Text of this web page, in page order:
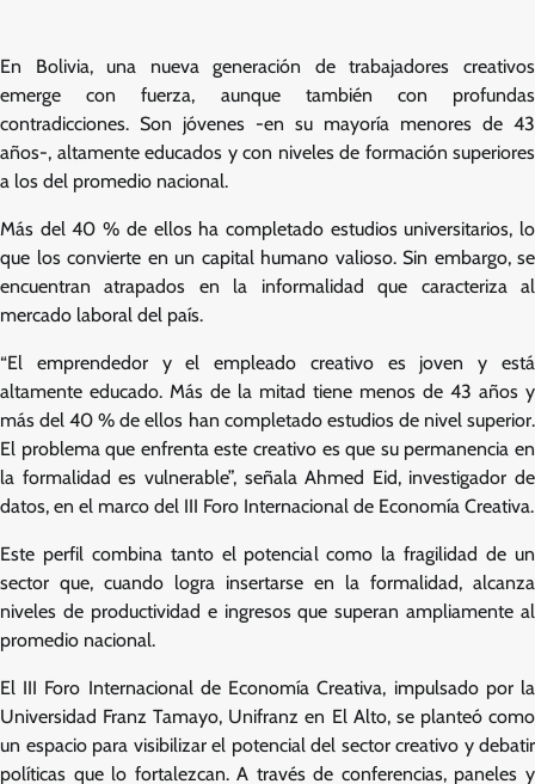
En Bolivia, una nueva generación de trabajadores creativos
emerge con fuerza, aunque también con profundas
contradicciones. Son jóvenes -en su mayoría menores de 43
años-, altamente educados y con niveles de formación superiores
a los del promedio nacional.
Más del 40 % de ellos ha completado estudios universitarios, lo
que los convierte en un capital humano valioso. Sin embargo, se
encuentran atrapados en la informalidad que caracteriza al
mercado laboral del país.
“El emprendedor y el empleado creativo es joven y está
altamente educado. Más de la mitad tiene menos de 43 años y
más del 40 % de ellos han completado estudios de nivel superior.
El problema que enfrenta este creativo es que su permanencia en
la formalidad es vulnerable”, señala Ahmed Eid, investigador de
datos, en el marco del III Foro Internacional de Economía Creativa.
Este perfil combina tanto el potencial como la fragilidad de un
sector que, cuando logra insertarse en la formalidad, alcanza
niveles de productividad e ingresos que superan ampliamente al
promedio nacional.
El III Foro Internacional de Economía Creativa, impulsado por la
Universidad Franz Tamayo, Unifranz en El Alto, se planteó como
un espacio para visibilizar el potencial del sector creativo y debatir
políticas que lo fortalezcan. A través de conferencias, paneles y